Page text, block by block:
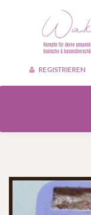
REGISTRIEREN